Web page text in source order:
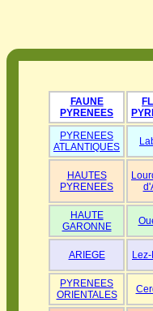
FAUNE
PYRENEES
PYRENEES
ATLANTIQUES
HAUTES
PYRENEES
HAUTE
GARONNE
ARIEGE
PYRENEES
ORIENTALES